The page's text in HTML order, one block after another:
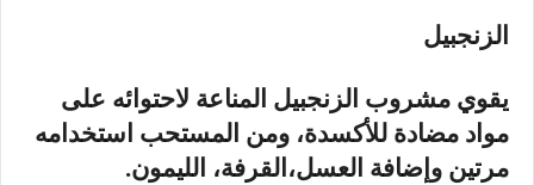
الزنجبيل
يقوي مشروب الزنجبيل المناعة لاحتوائه على
مواد مضادة للأكسدة، ومن المستحب استخدامه
مرتين وإضافة العسل،القرفة، الليمون.